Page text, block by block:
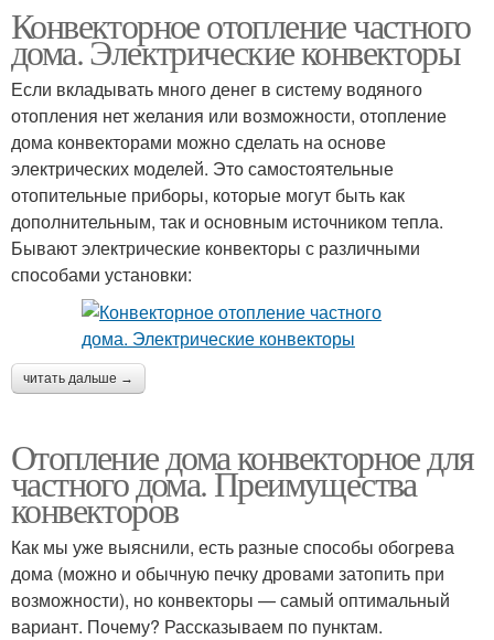
Конвекторное отопление частного
дома. Электрические конвекторы
Если вкладывать много денег в систему водяного
отопления нет желания или возможности, отопление
дома конвекторами можно сделать на основе
электрических моделей. Это самостоятельные
отопительные приборы, которые могут быть как
дополнительным, так и основным источником тепла.
Бывают электрические конвекторы с различными
способами установки:
читать дальше →
Отопление дома конвекторное для
частного дома. Преимущества
конвекторов
Как мы уже выяснили, есть разные способы обогрева
дома (можно и обычную печку дровами затопить при
возможности), но конвекторы — самый оптимальный
вариант. Почему? Рассказываем по пунктам.